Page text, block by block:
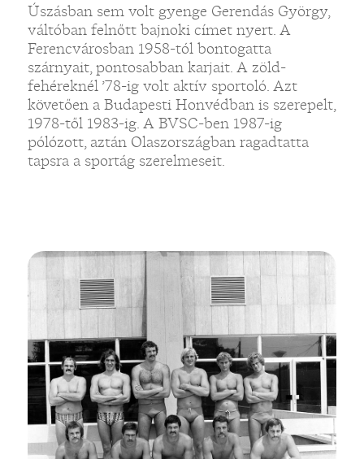
Úszásban sem volt gyenge Gerendás György,
váltóban felnőtt bajnoki címet nyert. A
Ferencvárosban 1958-tól bontogatta
szárnyait, pontosabban karjait. A zöld-
fehéreknél ’78-ig volt aktív sportoló. Azt
követően a Budapesti Honvédban is szerepelt,
1978-től 1983-ig. A BVSC-ben 1987-ig
pólózott, aztán Olaszországban ragadtatta
tapsra a sportág szerelmeseit.